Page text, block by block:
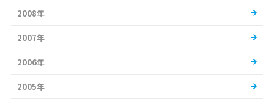
2008年
2007年
2006年
2005年